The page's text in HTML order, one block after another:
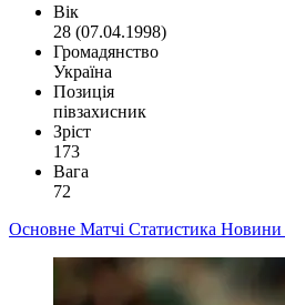
Вік
28 (07.04.1998)
Громадянство
Україна
Позиція
півзахисник
Зріст
173
Вага
72
Основне Матчі Статистика Новини